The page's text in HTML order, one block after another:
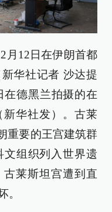
月12日在伊朗首都
华社记者 沙达提
在德黑兰拍摄的在
新华社发）。古莱
重要的王宫建筑群
文组织列入世界遗
莱斯坦宫遭到直
。